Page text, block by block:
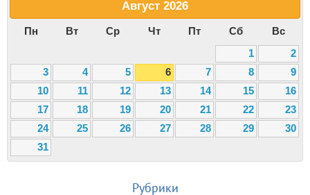
Август 2026
Пн Вт Ср Чт Пт Сб
Вс
1
2
3
4 5 6 7 8
9
10
11 12 13 14 15
16
17
18 19 20 21 22
23
24
25 26 27 28 29
30
31
Рубрики